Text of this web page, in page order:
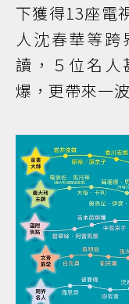
下獲得13座電
人沈春華等
讀，５位名人
爆，更帶來一